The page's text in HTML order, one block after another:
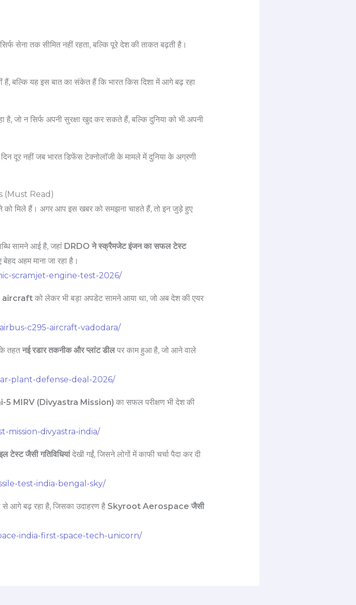
सेना तक सीमित नहीं रहता, बल्कि पूरे देश की ताकत बढ़ती है।
हैं, बल्कि यह इस बात का संकेत हैं कि भारत किस दिशा में आगे बढ़ रहा
है, जो न सिर्फ अपनी सुरक्षा खुद कर सकते हैं, बल्कि दुनिया को भी अपनी
दूर नहीं जब भारत डिफेंस टेक्नोलॉजी के मामले में दुनिया के अग्रणी
(Must Read)
को मिले हैं। अगर आप इस खबर को समझना चाहते हैं, तो इन जुड़े हुए
सामने आई है, जहां DRDO ने स्क्रैमजेट इंजन का सफल टेस्ट
अहम माना जा रहा है।
scramjet-engine-test-2026/
aircraftको लेकर भी बड़ा अपडेट सामने आया था, जो अब देश की एयर
c295-aircraft-vadodara/
तहत नई रडार तकनीक और प्लांट डीलपर काम हुआ है, जो आने वाले
plant-defense-deal-2026/
5 MIRV (Divyastra Mission) का सफल परीक्षण भी देश की
mission-divyastra-india/
टेस्ट जैसी गतिविधियांदेखी गईं, जिसने लोगों में काफी चर्चा पैदा कर दी
test-india-bengal-sky/
से आगे बढ़ रहा है, जिसका उदाहरण है Skyroot Aerospace जैसी
india-first-space-tech-unicorn/